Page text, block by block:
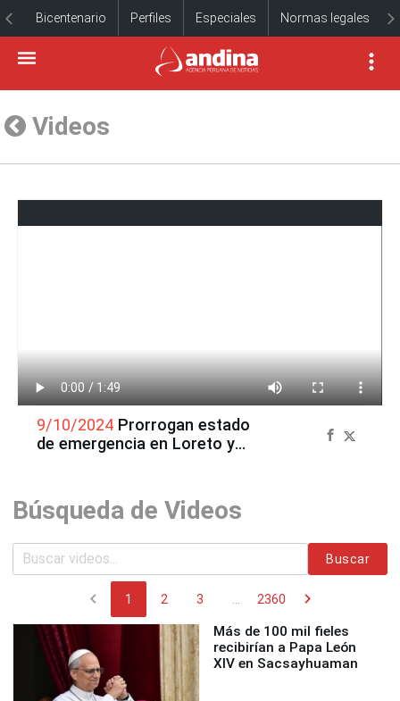
Bicentenario Perfiles Especiales Normas legales
Videos
9/10/2024 Prorrogan estado
de emergencia en Loreto y
Búsqueda de Videos
Buscar
chevron_left 1 2 3 2360 chevron_right
Más de 100 mil fieles
recibirían a Papa León
XIV en Sacsayhuaman